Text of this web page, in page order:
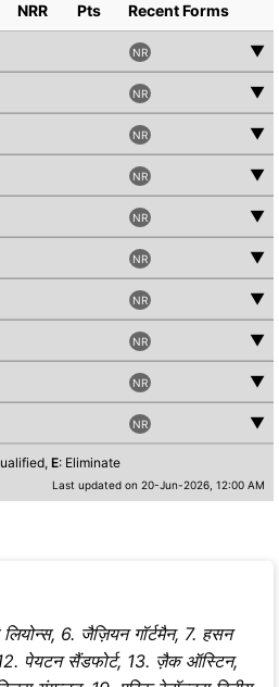
NRR Pts Recent Forms
NR ▼
NR ▼
NR ▼
NR ▼
NR ▼
NR ▼
NR ▼
NR ▼
NR ▼
NR ▼
E: Eliminate
Last updated on 20-Jun-2026, 12:00 AM
6. जैज़ियन गॉर्टमैन, 7. हसन
12. पेयटन सैंडफोर्ट, 13. ज़ैक ऑस्टिन,